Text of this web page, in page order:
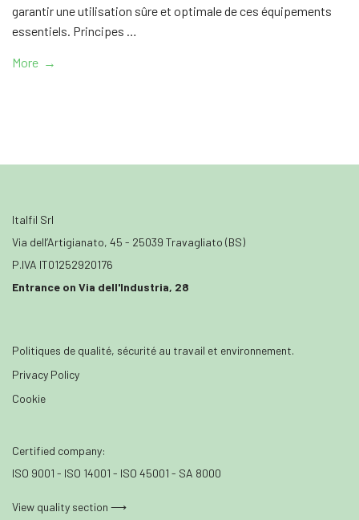
garantir une utilisation sûre et optimale de ces équipements
essentiels. Principes …
More →
Italfil Srl
Via dell’Artigianato, 45 - 25039 Travagliato (BS)
P.IVA IT01252920176
Entrance on Via dell'Industria, 28
Politiques de qualité, sécurité au travail et environnement.
Privacy Policy
Cookie
Certified company:
ISO 9001 - ISO 14001 - ISO 45001 - SA 8000
View quality section ⟶